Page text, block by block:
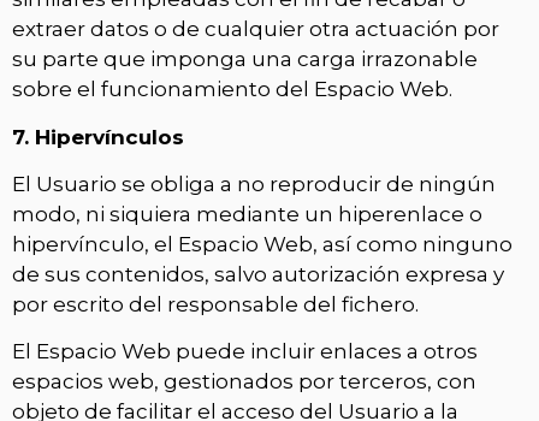
extraer datos o de cualquier otra actuación por
su parte que imponga una carga irrazonable
sobre el funcionamiento del Espacio Web.
7. Hipervínculos
El Usuario se obliga a no reproducir de ningún
modo, ni siquiera mediante un hiperenlace o
hipervínculo, el Espacio Web, así como ninguno
de sus contenidos, salvo autorización expresa y
por escrito del responsable del fichero.
El Espacio Web puede incluir enlaces a otros
espacios web, gestionados por terceros, con
objeto de facilitar el acceso del Usuario a la